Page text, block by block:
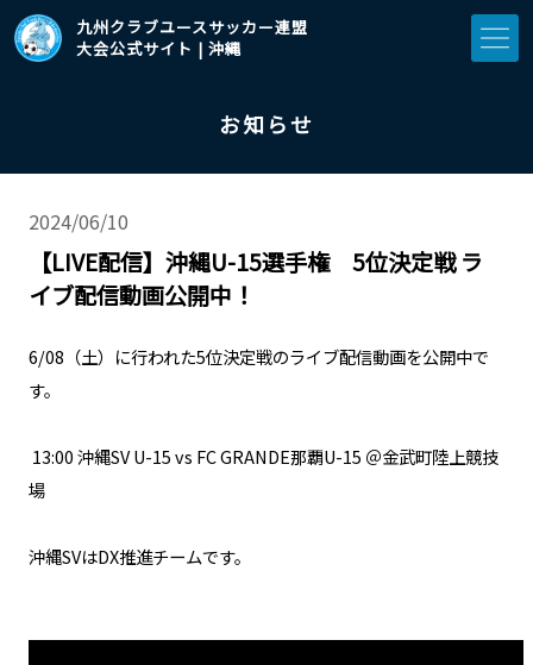
九州クラブユースサッカー連盟
大会公式サイト | 沖縄
お知らせ
2024/06/10
【LIVE配信】沖縄U-15選手権 5位決定戦 ラ
イブ配信動画公開中！
6/08（土）に行われた5位決定戦のライブ配信動画を公開中で
す。
13:00沖縄SV U-15 vs FC GRANDE那覇U-15 ＠金武町陸上競技
場
​沖縄SVはDX推進チームです。